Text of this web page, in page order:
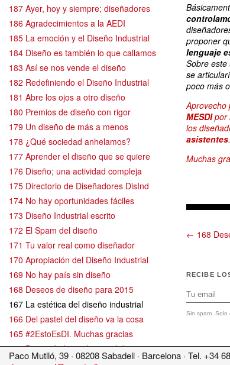
187 Ayer, hoy y siempre; diseñadores
186 Agradecimientos a la AEDI
185 La emoción y el Diseño Industrial
184 Diseño es también lo que callamos
183 Así se nos vende el diseño
182 Redefiniendo el Diseño Industrial
181 Abre los ojos a otro diseño
180 Premios de diseño con rigor
179 Un diseño de más a menos
178 ¿Qué sociedad anhelamos?
177 Aprender el diseño que se quiere
176 Diseño; una actividad compleja
175 Directorio de Diseñadores DisInd
174 No hay oportunidades fáciles
173 Diseño Industrial escrito
172 El Spam del diseño
171 Tu valor real como diseñador
170 Apropiación del Diseño Industrial
169 No hay país sin diseño
168 Deseos de diseño para 2015
167 La estética del diseño industrial
166 Del pastel del diseño va la cosa
165 #2EstoEsDI. Muchas gracias
164 Diseño Industrial con palabras
proponer
lenguaje
Sobre
se
poco más
Aprovecho
MESDIpor
los
asistentes.
Muchas
← 168
RECIBE
Sin spam. Solo
Paco Mutlló, 39 · 08208 Sabadell · Barcelona · Tel. +34